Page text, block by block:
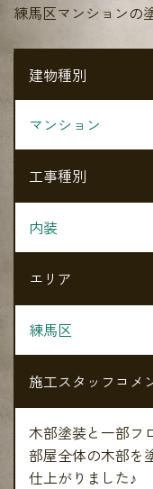
練馬区マンションの
建物種別
マンション
工事種別
内装
エリア
練馬区
施工スタッフコメ
木部塗装と一部フ
部屋全体の木部を
仕上がりました♪